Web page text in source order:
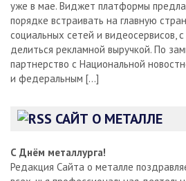
уже в мае. Виджет платформы
порядке встраивать на главную
социальных сетей и видеосервисов,
делиться рекламной выручкой. По
партнерство с Национальной
и федеральным […]
САЙТ О МЕТАЛЛЕ
С Днём металлурга!
Редакция Сайта о металле